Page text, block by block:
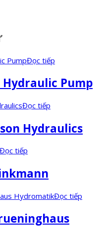
Đọc tiếp
Pump
Đọc tiếp
Hydraulics
Đọc tiếp
Đọc tiếp